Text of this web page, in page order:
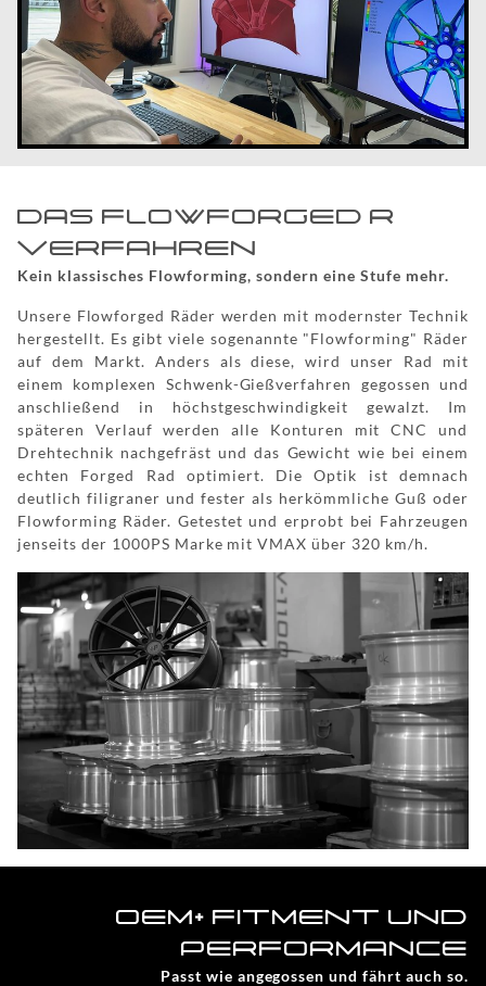
DAS FLOWFORGED R
VERFAHREN
Kein klassisches Flowforming, sondern eine Stufe mehr.
Unsere Flowforged Räder werden mit modernster Technik
hergestellt. Es gibt viele sogenannte "Flowforming" Räder
auf dem Markt. Anders als diese, wird unser Rad mit
einem komplexen Schwenk-Gießverfahren gegossen und
anschließend in höchstgeschwindigkeit gewalzt. Im
späteren Verlauf werden alle Konturen mit CNC und
Drehtechnik nachgefräst und das Gewicht wie bei einem
echten Forged Rad optimiert. Die Optik ist demnach
deutlich filigraner und fester als herkömmliche Guß oder
Flowforming Räder. Getestet und erprobt bei Fahrzeugen
jenseits der 1000PS Marke mit VMAX über 320 km/h.
OEM+ FITMENT UND
PERFORMANCE
Passt wie angegossen und fährt auch so.